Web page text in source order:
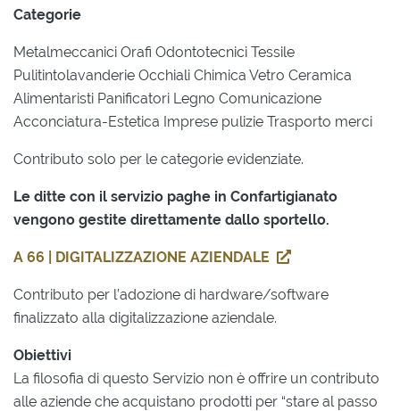
Categorie
Metalmeccanici Orafi Odontotecnici Tessile
Pulitintolavanderie Occhiali Chimica Vetro Ceramica
Alimentaristi Panificatori Legno Comunicazione
Acconciatura-Estetica Imprese pulizie Trasporto merci
Contributo solo per le categorie evidenziate.
Le ditte con il servizio paghe in Confartigianato
vengono gestite direttamente dallo sportello.
A 66 | DIGITALIZZAZIONE AZIENDALE
Contributo per l’adozione di hardware/software
finalizzato alla digitalizzazione aziendale.
Obiettivi
La filosofia di questo Servizio non è offrire un contributo
alle aziende che acquistano prodotti per “stare al passo